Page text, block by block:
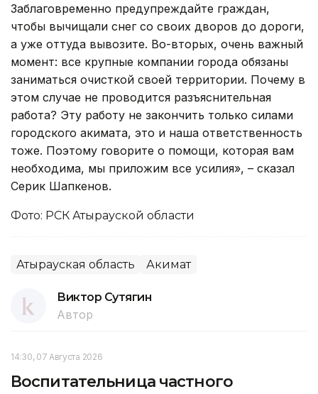
Заблаговременно предупреждайте граждан,
чтобы вычищали снег со своих дворов до дороги,
а уже оттуда вывозите. Во-вторых, очень важный
момент: все крупные компании города обязаны
заниматься очисткой своей территории. Почему в
этом случае не проводится разъяснительная
работа? Эту работу не закончить только силами
городского акимата, это и наша ответственность
тоже. Поэтому говорите о помощи, которая вам
необходима, мы приложим все усилия», – сказал
Серик Шапкенов.
Фото: РСК Атырауской области
Атырауская область Акимат
Виктор Сутягин
Автор
14:30, 07 Августа 2026
Воспитательница частного